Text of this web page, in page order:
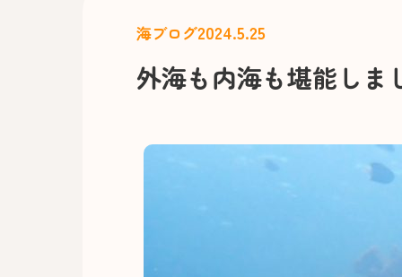
海ブログ2024.5.25
外海も内海も堪能しま